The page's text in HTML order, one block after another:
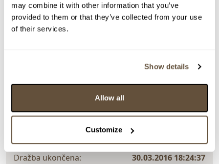
may combine it with other information that you’ve
provided to them or that they’ve collected from your use
of their services.
Show details
Allow all
Customize
Detail položky
> zpět na aukční výsledky
Maryša Neubertová
Dražba ukončena:
30.03.2016 18:24:37